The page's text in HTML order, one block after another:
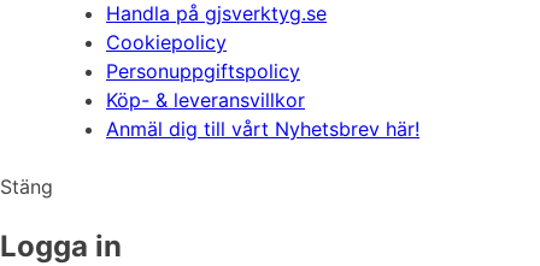
Handla på gjsverktyg.se
Cookiepolicy
Personuppgiftspolicy
Köp- & leveransvillkor
Anmäl dig till vårt Nyhetsbrev här!
Stäng
Logga in